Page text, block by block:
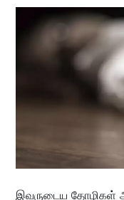
இவருடைய தோழிகள்